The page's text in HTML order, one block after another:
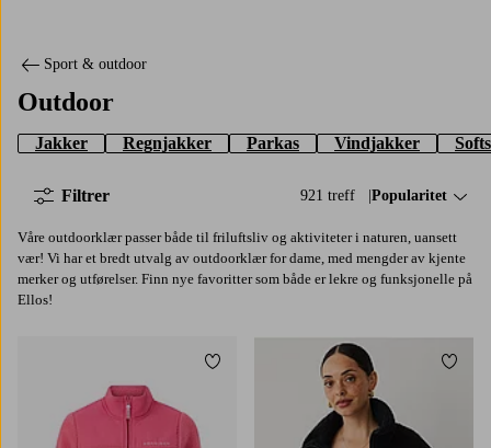
Sport & outdoor
Outdoor
Jakker Regnjakker Parkas Vindjakker
921 treff Sorter på:
Popularitet
Filtrer
Våre outdoorklær passer både til friluftsliv og aktiviteter i naturen, uansett
vær! Vi har et bredt utvalg av outdoorklær for dame, med mengder av kjente
merker og utførelser. Finn nye favoritter som både er lekre og funksjonelle på
Ellos!
Legg til favoritter